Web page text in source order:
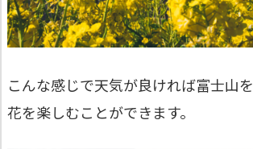
こんな感じで天気が良ければ富士山
花を楽しむことができます。